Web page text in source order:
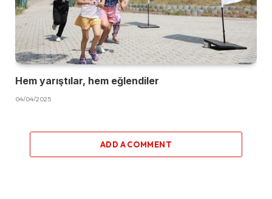
Hem yarıştılar, hem eğlendiler
04/04/2025
ADD A COMMENT